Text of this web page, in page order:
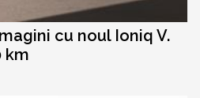
cu noul Ioniq V.
km